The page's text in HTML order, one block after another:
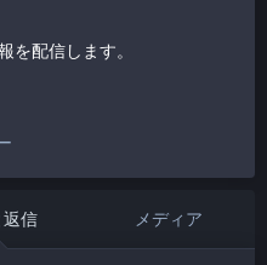
を配信します。
返信 メディア